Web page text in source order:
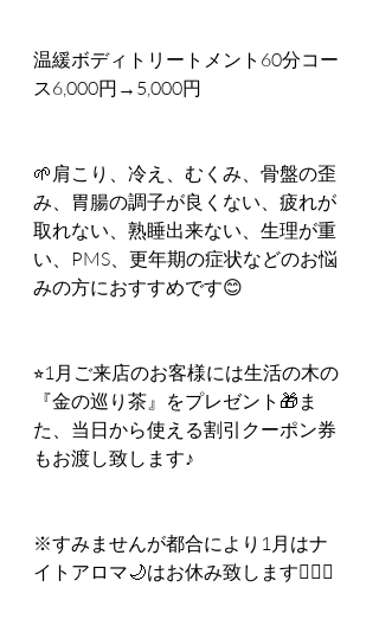
温緩ボディトリートメント60分コー
ス6,000円→5,000円
🌱肩こり、冷え、むくみ、骨盤の歪
み、胃腸の調子が良くない、疲れが
取れない、熟睡出来ない、生理が重
い、PMS、更年期の症状などのお悩
みの方におすすめです😊
⭐︎1月ご来店のお客様には生活の木の
『金の巡り茶』をプレゼント🎁ま
た、当日から使える割引クーポン券
もお渡し致します♪
※すみませんが都合により1月はナ
イトアロマ🌙はお休み致します🙇🏻‍♀️